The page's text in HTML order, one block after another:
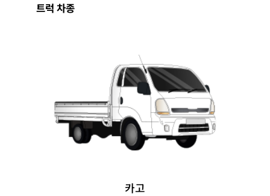
트럭 차종
카고